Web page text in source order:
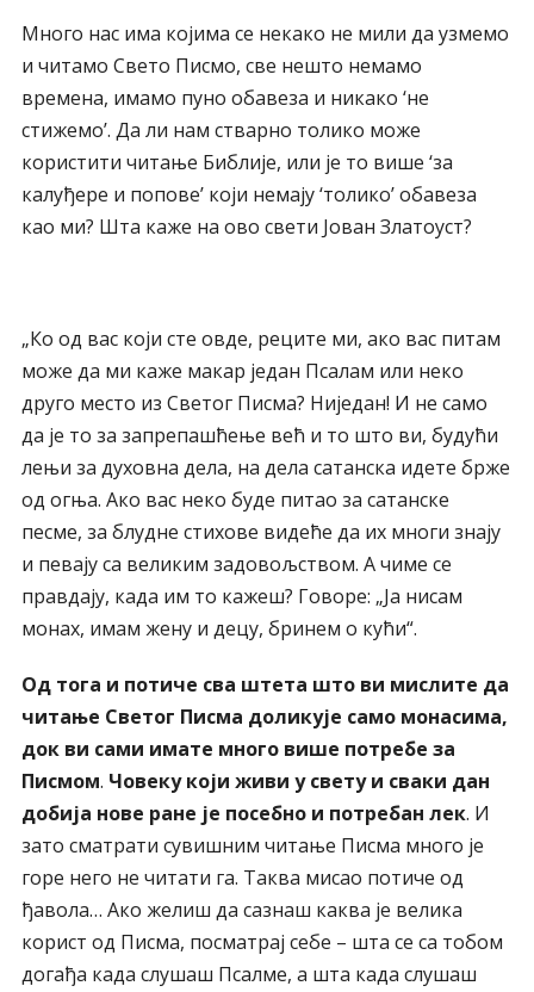
Много нас има којима се некако не мили да узмемо
и читамо Свето Писмо, све нешто немамо
времена, имамо пуно обавеза и никако ‘не
стижемо’. Да ли нам стварно толико може
користити читање Библије, или је то више ‘за
калуђере и попове’ који немају ‘толико’ обавеза
као ми? Шта каже на ово свети Јован Златоуст?
„Ко од вас који сте овде, реците ми, ако вас питам
може да ми каже макар један Псалам или неко
друго место из Светог Писма? Ниједан! И не само
да је то за запрепашћење већ и то што ви, будући
лењи за духовна дела, на дела сатанска идете брже
од огња. Ако вас неко буде питао за сатанске
песме, за блудне стихове видеће да их многи знају
и певају са великим задовољством. А чиме се
правдају, када им то кажеш? Говоре: „Ја нисам
монах, имам жену и децу, бринем о кући“.
Од тога и потиче сва штета што ви мислите да
читање Светог Писма доликује само монасима,
док ви сами имате много више потребе за
Писмом. Човеку који живи у свету и сваки дан
добија нове ране је посебно и потребан лек. И
зато сматрати сувишним читање Писма много је
горе него не читати га. Таква мисао потиче од
ђавола… Ако желиш да сазнаш каква је велика
корист од Писма, посматрај себе – шта се са тобом
догађа када слушаш Псалме, а шта када слушаш